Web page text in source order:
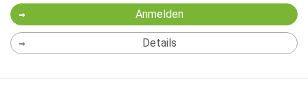
Anmelden
Details